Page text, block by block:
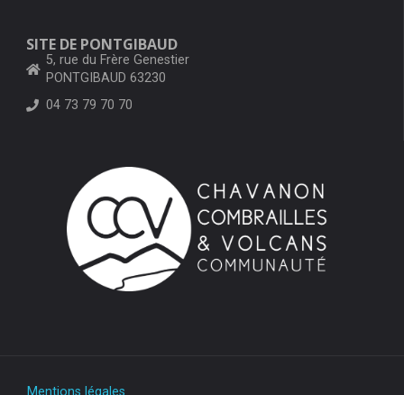
SITE DE PONTGIBAUD
5, rue du Frère Genestier
PONTGIBAUD 63230
04 73 79 70 70